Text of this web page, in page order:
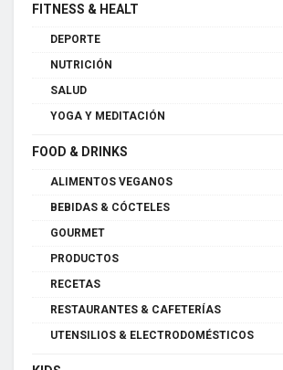
FITNESS & HEALT
DEPORTE
NUTRICIÓN
SALUD
YOGA Y MEDITACIÓN
FOOD & DRINKS
ALIMENTOS VEGANOS
BEBIDAS & CÓCTELES
GOURMET
PRODUCTOS
RECETAS
RESTAURANTES & CAFETERÍAS
UTENSILIOS & ELECTRODOMÉSTICOS